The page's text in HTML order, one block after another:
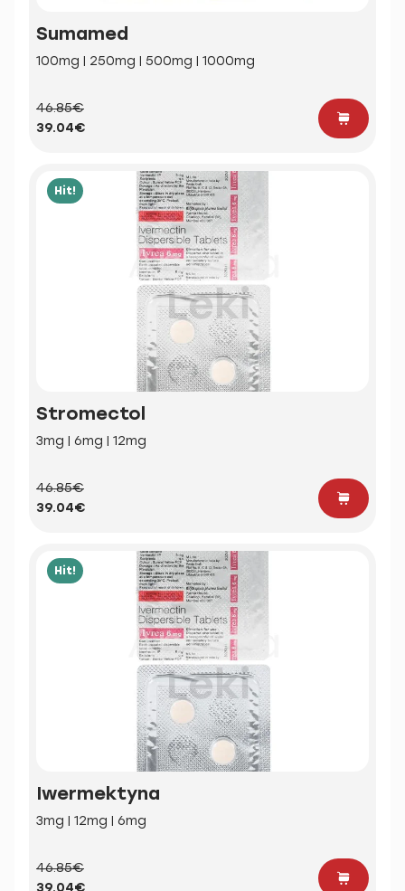
Sumamed
100mg | 250mg | 500mg | 1000mg
46.85€
39.04€
Hit!
Stromectol
3mg | 6mg | 12mg
46.85€
39.04€
Hit!
Iwermektyna
3mg | 12mg | 6mg
46.85€
39.04€